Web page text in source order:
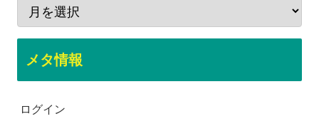
メタ情報
ログイン